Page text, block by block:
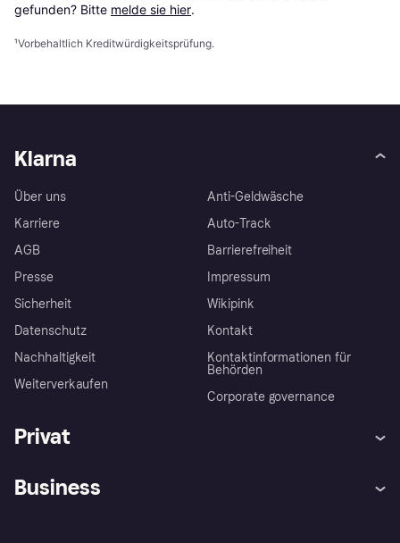
gefunden? Bitte melde sie hier.
¹Vorbehaltlich Kreditwürdigkeitsprüfung.
Klarna
Über uns
Karriere
AGB
Presse
Sicherheit
Datenschutz
Nachhaltigkeit
Weiterverkaufen
Anti-Geldwäsche
Auto-Track
Barrierefreiheit
Impressum
Wikipink
Kontakt
Kontaktinformationen für
Behörden
Corporate governance
Privat
Business